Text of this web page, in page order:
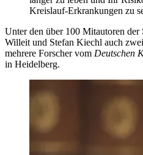
Kreislauf-Erkrankungen zu
Unter den über 100 Mitautoren der
Willeit und Stefan Kiechl auch
mehrere Forscher vom Deutschen
in Heidelberg.